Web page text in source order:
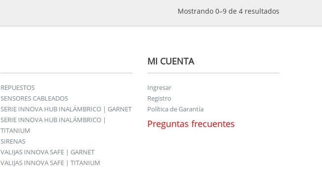
Mostrando 0–9 de 4 resultados
REPUESTOS
SENSORES CABLEADOS
SERIE INNOVA HUB INALÁMBRICO | GARNET
SERIE INNOVA HUB INALÁMBRICO |
TITANIUM
SIRENAS
VALIJAS INNOVA SAFE | GARNET
VALIJAS INNOVA SAFE | TITANIUM
MI CUENTA
Ingresar
Registro
Política de Garantía
Preguntas frecuentes